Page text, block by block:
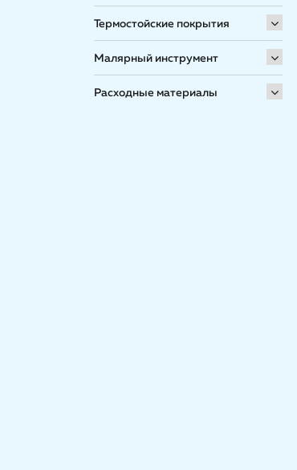
Термостойские покрытия
Малярный инструмент
Расходные материалы